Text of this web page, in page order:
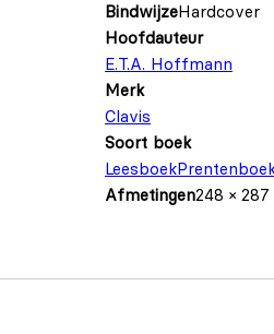
BindwijzeHardcover
Hoofdauteur
E.T.A. Hoffmann
Merk
Clavis
Soort boek
Leesboek
Afmetingen248 ×